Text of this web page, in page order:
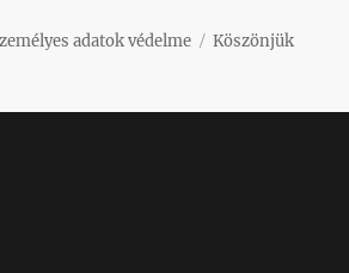
adatok védelme
Köszönjük